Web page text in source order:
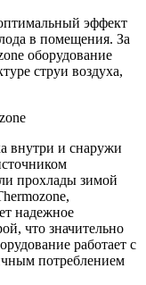
эффект
в помещения. За
оборудование
струи воздуха,
внутри и снаружи
прохлады зимой
надежное
что значительно
работает с
потреблением